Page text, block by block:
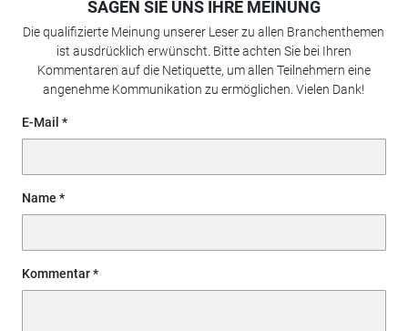
SAGEN SIE UNS IHRE MEINUNG
Die qualifizierte Meinung unserer Leser zu allen Branchenthemen
ist ausdrücklich erwünscht. Bitte achten Sie bei Ihren
Kommentaren auf die Netiquette, um allen Teilnehmern eine
angenehme Kommunikation zu ermöglichen. Vielen Dank!
E-Mail
Name
Kommentar